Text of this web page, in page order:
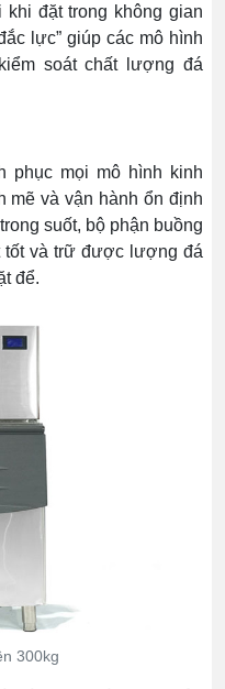
đặt trong không gian
lực” giúp các mô hình
soát chất lượng đá
phục mọi mô hình kinh
mẽ và vận hành ổn định
suốt, bộ phận buồng
tốt và trữ được lượng đá
để.
300kg